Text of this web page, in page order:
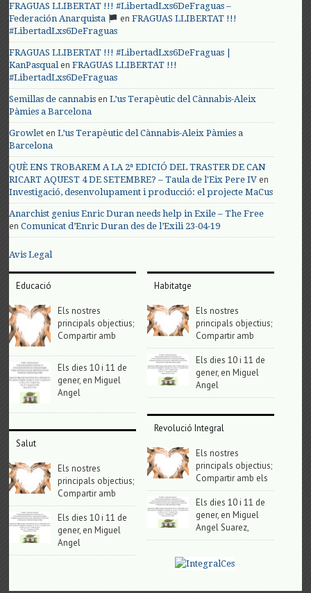
FRAGUAS LLIBERTAT !!! #LibertadLxs6DeFraguas –
Federación Anarquista
enFRAGUAS LLIBERTAT !!!
#LibertadLxs6DeFraguas
FRAGUAS LLIBERTAT !!! #LibertadLxs6DeFraguas |
KanPasqualenFRAGUAS LLIBERTAT !!!
#LibertadLxs6DeFraguas
Semillas de cannabis enL’us Terapèutic del Cànnabis-Aleix
Pàmies a Barcelona
Growlet enL’us Terapèutic del Cànnabis-Aleix Pàmies a
Barcelona
QUÈ ENS TROBAREM A LA 2ª EDICIÓ DEL TRASTER DE CAN
RICART AQUEST 4 DE SETEMBRE? – Taula de l'Eix Pere IV en
Investigació, desenvolupament i producció: el projecte MaCus
Anarchist genius Enric Duran needs help in Exile – The Free
enComunicat d’Enric Duran des de l’Exili 23-04-19
Avis Legal
Educació
Els nostres
principals objectius;
Compartir amb
Els dies 10 i 11 de
gener, en Miguel
Angel
Salut
Els nostres
principals objectius;
Compartir amb
Els dies 10 i 11 de
gener, en Miguel
Angel
Habitatge
Els nostres
principals objectius;
Compartir amb
Els dies 10 i 11 de
gener, en Miguel
Angel
Revolució Integral
Els nostres
principals objectius;
Compartir amb els
Els dies 10 i 11 de
gener, en Miguel
Angel Suarez,